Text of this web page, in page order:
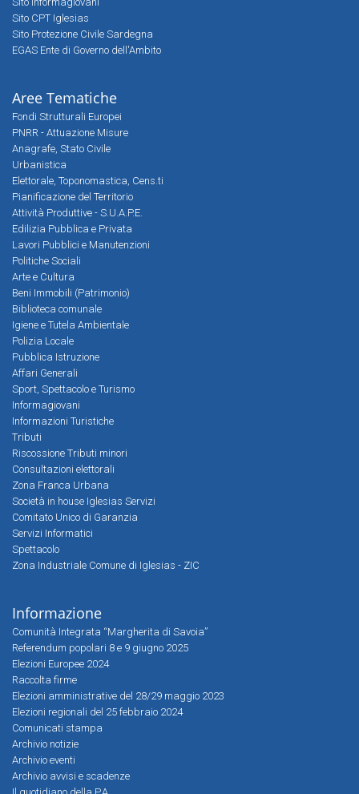
Sito CPT Iglesias
Sito Protezione Civile Sardegna
EGAS Ente di Governo dell'Ambito
Aree Tematiche
Fondi Strutturali Europei
PNRR - Attuazione Misure
Anagrafe, Stato Civile
Urbanistica
Elettorale, Toponomastica, Cens.ti
Pianificazione del Territorio
Attività Produttive - S.U.A.P.E.
Edilizia Pubblica e Privata
Lavori Pubblici e Manutenzioni
Politiche Sociali
Arte e Cultura
Beni Immobili (Patrimonio)
Biblioteca comunale
Igiene e Tutela Ambientale
Polizia Locale
Pubblica Istruzione
Affari Generali
Sport, Spettacolo e Turismo
Informagiovani
Informazioni Turistiche
Tributi
Riscossione Tributi minori
Consultazioni elettorali
Zona Franca Urbana
Società in house Iglesias Servizi
Comitato Unico di Garanzia
Servizi Informatici
Spettacolo
Zona Industriale Comune di Iglesias - ZIC
Informazione
Comunità Integrata “Margherita di Savoia”
Referendum popolari 8 e 9 giugno 2025
Elezioni Europee 2024
Raccolta firme
Elezioni amministrative del 28/29 maggio 2023
Elezioni regionali del 25 febbraio 2024
Comunicati stampa
Archivio notizie
Archivio eventi
Archivio avvisi e scadenze